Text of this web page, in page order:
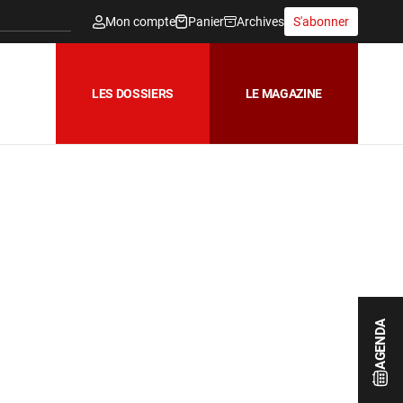
AGENDA
Mon compte Panier Archives S'abonner
LES DOSSIERS LE MAGAZINE